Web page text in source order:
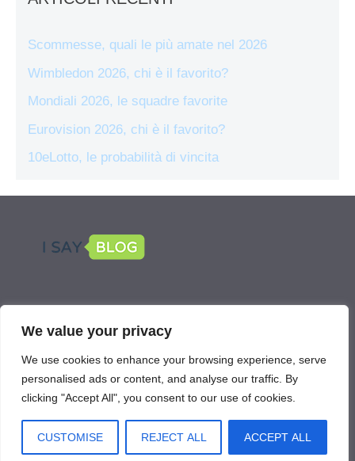
We value your privacy
We use cookies to enhance your browsing experience, serve
personalised ads or content, and analyse our traffic. By
clicking "Accept All", you consent to our use of cookies.
CUSTOMISE REJECT ALL ACCEPT ALL
Scommesse, quali le più amate nel 2026
Wimbledon 2026, chi è il favorito?
Mondiali 2026, le squadre favorite
Eurovision 2026, chi è il favorito?
10eLotto, le probabilità di vincita
LEGAL
Scommetti Online is part of the network
IsayBlog!
Scommettionline.com © 2026. All right reserverd.